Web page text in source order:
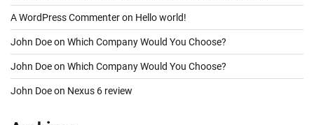
A WordPress Commenteron Hello world!
John Doeon Which Company Would You Choose?
John Doeon Which Company Would You Choose?
John Doeon Nexus 6 review